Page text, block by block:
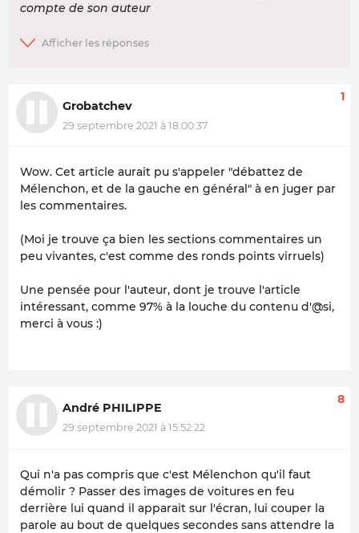
compte de son auteur
Grobatchev
29 septembre 2021 à 18:00:37
1
Wow. Cet article aurait pu s'appeler "débattez de
Mélenchon, et de la gauche en général" à en juger par
les commentaires.
(Moi je trouve ça bien les sections commentaires un
peu vivantes, c'est comme des ronds points virruels)
Une pensée pour l'auteur, dont je trouve l'article
intéressant, comme 97% à la louche du contenu d'@si,
merci à vous :)
André PHILIPPE
29 septembre 2021 à 15:52:22
8
Qui n'a pas compris que c'est Mélenchon qu'il faut
démolir ? Passer des images de voitures en feu
derrière lui quand il apparait sur l'écran, lui couper la
parole au bout de quelques secondes sans attendre la